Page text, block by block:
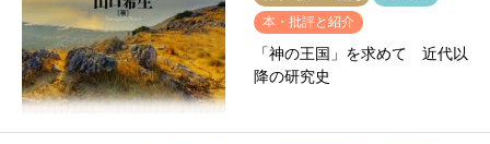
本・批評と紹介
「神の王国」を求めて 近代以
降の研究史